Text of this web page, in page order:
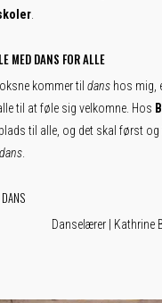
.
MED DANS FOR ALLE
kommer til danshos mig,
til at føle sig velkomne. Hos
til alle, og det skal først
dans.
Danselærer | Kathrine